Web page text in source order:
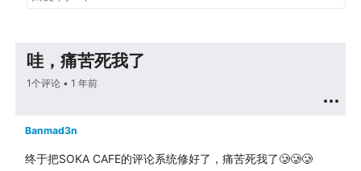
哇，痛苦死我了
1个评论 •1 年前
Banmad3n
终于把SOKA CAFE的评论系统修好了，痛苦死我了🥲🥲🥲